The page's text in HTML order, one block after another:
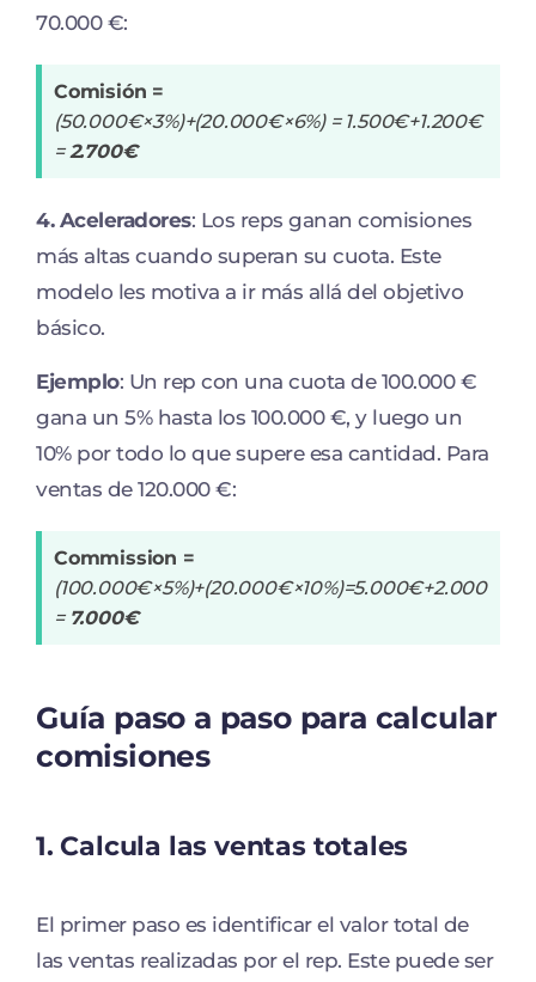
70.000 €:
Comisión =
(50.000€×3%)+(20.000€×6%) = 1.500€+1.200€
= 2.700€
4. Aceleradores: Los reps ganan comisiones
más altas cuando superan su cuota. Este
modelo les motiva a ir más allá del objetivo
básico.
Ejemplo: Un rep con una cuota de 100.000 €
gana un 5% hasta los 100.000 €, y luego un
10% por todo lo que supere esa cantidad. Para
ventas de 120.000 €:
Commission =
(100.000€×5%)+(20.000€×10%)=5.000€+2.000
= 7.000€
Guía paso a paso para calcular
comisiones
1.Calcula las ventas totales
El primer paso es identificar el valor total de
las ventas realizadas por el rep. Este puede ser